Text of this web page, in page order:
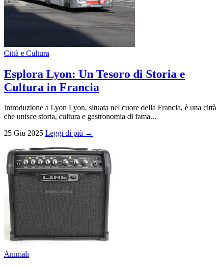
Città e Cultura
Esplora Lyon: Un Tesoro di Storia e
Cultura in Francia
Introduzione a Lyon Lyon, situata nel cuore della Francia, è una città
che unisce storia, cultura e gastronomia di fama...
25 Giu 2025 Leggi di più →
Animali